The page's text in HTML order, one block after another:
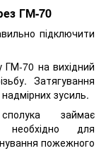
ГМ-70
підключити
70 на вихідний
Затягування
зусиль.
займає
необхідно для
пожежного